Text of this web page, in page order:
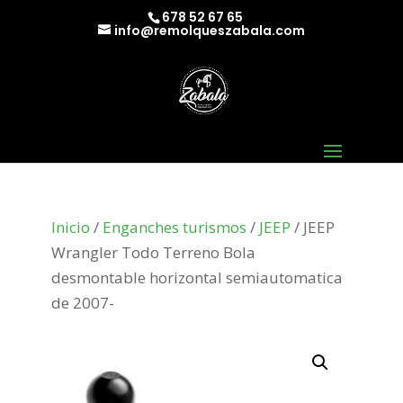
678 52 67 65
info@remolqueszabala.com
Inicio / Enganches turismos / JEEP / JEEP
Wrangler Todo Terreno Bola
desmontable horizontal semiautomatica
de 2007-